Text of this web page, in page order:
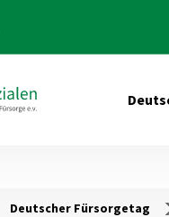
Deutscher Fürsorgetag